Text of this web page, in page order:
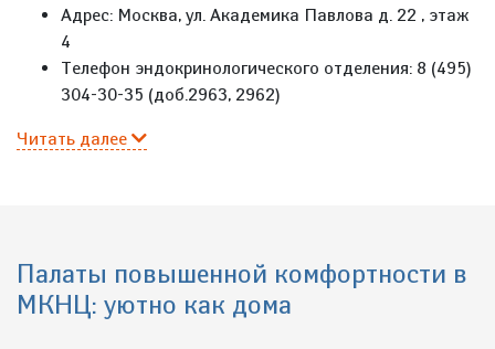
Адрес: Москва, ул. Академика Павлова д. 22 , этаж
4
Телефон эндокринологического отделения: 8 (495)
304-30-35 (доб.2963, 2962)
Читать далее
Палаты повышенной комфортности в
МКНЦ: уютно как дома